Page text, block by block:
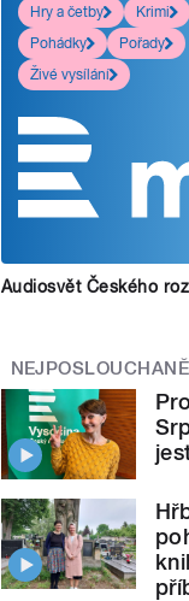
Hry a četby
Krimi
Pohádky
Pořady
Živé vysílání
Audiosvět Českého